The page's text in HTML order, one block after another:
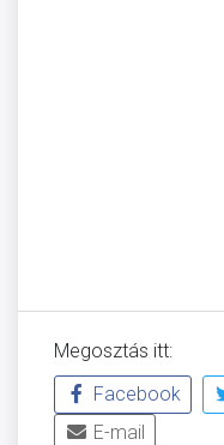
Megosztás itt:
Facebook
E-mail